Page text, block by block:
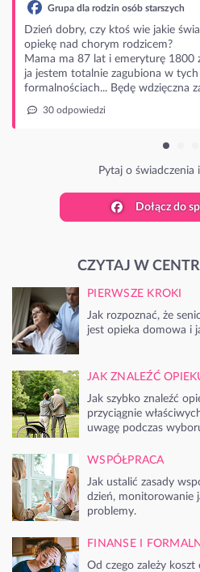
przysługują na
stałej opieki a
podpowiedź 😓
Dołącz do
CZYTAJ W
PIERWSZE KROKI
Jak rozpoznać, że
jest opieka domowa i
JAK ZNALEŹĆ
Jak szybko znaleźć
przyciągnie
uwagę podczas
WSPÓŁPRACA
Jak ustalić zasady
dzień, monitorowanie
problemy.
FINANSE I
Od czego zależy koszt